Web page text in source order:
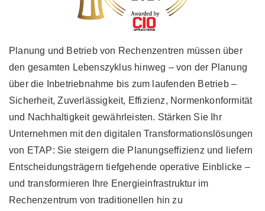
Planung und Betrieb von Rechenzentren müssen über
den gesamten Lebenszyklus hinweg – von der Planung
über die Inbetriebnahme bis zum laufenden Betrieb –
Sicherheit, Zuverlässigkeit, Effizienz, Normenkonformität
und Nachhaltigkeit gewährleisten. Stärken Sie Ihr
Unternehmen mit den digitalen Transformationslösungen
von ETAP: Sie steigern die Planungseffizienz und liefern
Entscheidungsträgern tiefgehende operative Einblicke –
und transformieren Ihre Energieinfrastruktur im
Rechenzentrum von traditionellen hin zu